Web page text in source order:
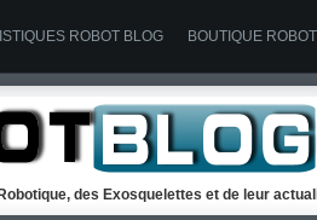
ROBOT BLOG BOUTIQUE
des Exosquelettes et de leur